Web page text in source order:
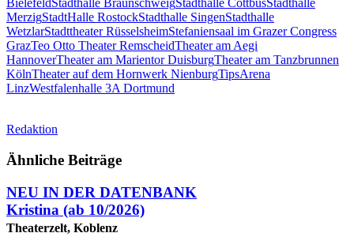
BielefeldStadthalle BraunschweigStadthalle CottbusStadthalle
MerzigStadtHalle RostockStadthalle SingenStadthalle
WetzlarStadttheater RüsselsheimStefaniensaal im Grazer Congress
GrazTeo Otto Theater RemscheidTheater am Aegi
HannoverTheater am Marientor DuisburgTheater am Tanzbrunnen
KölnTheater auf dem Hornwerk NienburgTipsArena
LinzWestfalenhalle 3A Dortmund
Redaktion
Ähnliche Beiträge
NEU IN DER DATENBANK
Kristina (ab 10/2026)
Theaterzelt, Koblenz